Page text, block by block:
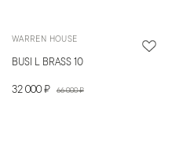
WARREN HOUSE
BUSI L BRASS 10
32 000 ₽ 66 000 ₽